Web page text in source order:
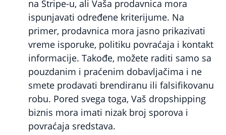
na Stripe-u, ali Vaša prodavnica mora
ispunjavati određene kriterijume. Na
primer, prodavnica mora jasno prikazivati
vreme isporuke, politiku povraćaja i kontakt
informacije. Takođe, možete raditi samo sa
pouzdanim i praćenim dobavljačima i ne
smete prodavati brendiranu ili falsifikovanu
robu. Pored svega toga, Vaš dropshipping
biznis mora imati nizak broj sporova i
povraćaja sredstava.